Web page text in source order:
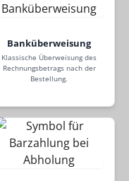
Banküberweisung
Klassische Überweisung des
Rechnungsbetrags nach der
Bestellung.